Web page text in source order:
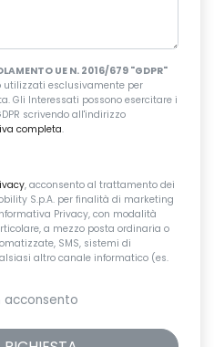
UE N. 2016/679 "GDPR"
esclusivamente per
Gli Interessati possono esercitare i
scrivendo all'indirizzo
completa.
, acconsento al trattamento dei
S.p.A. per finalità di marketing
Privacy, con modalità
a mezzo posta ordinaria o
SMS, sistemi di
altro canale informatico (es.
acconsento